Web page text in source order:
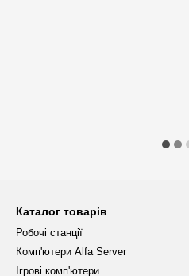
Каталог товарів
Робочі станції
Комп'ютери Alfa Server
Ігрові комп'ютери